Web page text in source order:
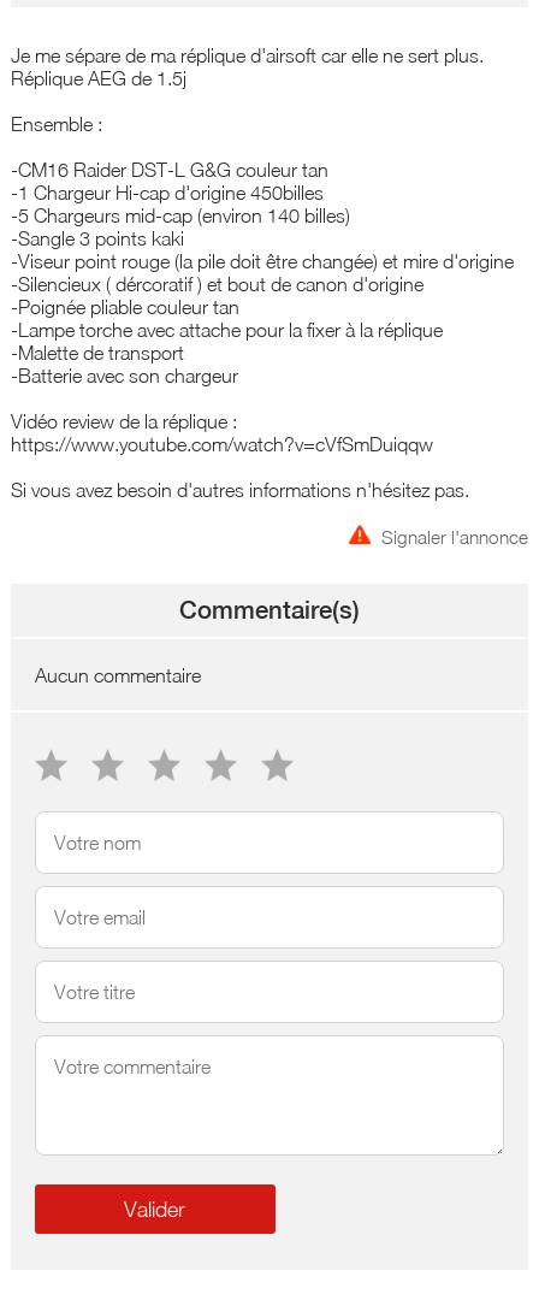
Je me sépare de ma réplique d'airsoft car elle ne sert plus.
Réplique AEG de 1.5j
Ensemble :
-CM16 Raider DST-L G&G couleur tan
-1 Chargeur Hi-cap d'origine 450billes
-5 Chargeurs mid-cap (environ 140 billes)
-Sangle 3 points kaki
-Viseur point rouge (la pile doit être changée) et mire d'origine
-Silencieux ( dércoratif ) et bout de canon d'origine
-Poignée pliable couleur tan
-Lampe torche avec attache pour la fixer à la réplique
-Malette de transport
-Batterie avec son chargeur
Vidéo review de la réplique :
https://www.youtube.com/watch?v=cVfSmDuiqqw
Si vous avez besoin d'autres informations n'hésitez pas.
Signaler l'annonce
Commentaire(s)
Aucun commentaire